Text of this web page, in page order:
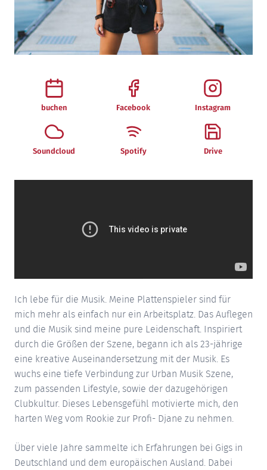
buchen Facebook Instagram
Soundcloud Spotify Drive
Ich lebe für die Musik. Meine Plattenspieler sind für
mich mehr als einfach nur ein Arbeitsplatz. Das Auflegen
und die Musik sind meine pure Leidenschaft. Inspiriert
durch die Größen der Szene, begann ich als 23-jährige
eine kreative Auseinandersetzung mit der Musik. Es
wuchs eine tiefe Verbindung zur Urban Musik Szene,
zum passenden Lifestyle, sowie der dazugehörigen
Clubkultur. Dieses Lebensgefühl motivierte mich, den
harten Weg vom Rookie zur Profi- Djane zu nehmen.
Über viele Jahre sammelte ich Erfahrungen bei Gigs in
Deutschland und dem europäischen Ausland. Dabei